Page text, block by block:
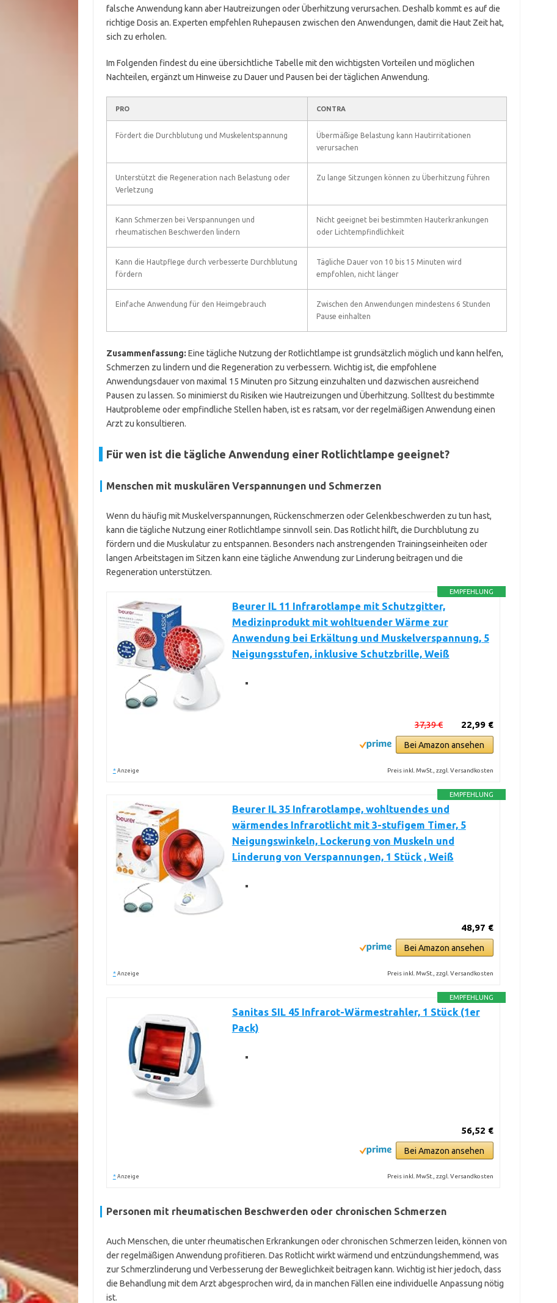
falsche Anwendung kann aber Hautreizungen oder Überhitzung verursachen. Deshalb kommt es auf die
richtige Dosis an. Experten empfehlen Ruhepausen zwischen den Anwendungen, damit die Haut Zeit hat,
sich zu erholen.
Im Folgenden findest du eine übersichtliche Tabelle mit den wichtigsten Vorteilen und möglichen
Nachteilen, ergänzt um Hinweise zu Dauer und Pausen bei der täglichen Anwendung.
PRO CONTRA
Fördert die Durchblutung und Muskelentspannung
Übermäßige Belastung kann Hautirritationen
verursachen
Unterstützt die Regeneration nach Belastung oder
Verletzung
Zu lange Sitzungen können zu Überhitzung führen
Kann Schmerzen bei Verspannungen und
rheumatischen Beschwerden lindern
Nicht geeignet bei bestimmten Hauterkrankungen
oder Lichtempfindlichkeit
Kann die Hautpflege durch verbesserte Durchblutung
fördern
Tägliche Dauer von 10 bis 15 Minuten wird
empfohlen, nicht länger
Einfache Anwendung für den Heimgebrauch
Zwischen den Anwendungen mindestens 6 Stunden
Pause einhalten
Zusammenfassung: Eine tägliche Nutzung der Rotlichtlampe ist grundsätzlich möglich und kann helfen,
Schmerzen zu lindern und die Regeneration zu verbessern. Wichtig ist, die empfohlene
Anwendungsdauer von maximal 15 Minuten pro Sitzung einzuhalten und dazwischen ausreichend
Pausen zu lassen. So minimierst du Risiken wie Hautreizungen und Überhitzung. Solltest du bestimmte
Hautprobleme oder empfindliche Stellen haben, ist es ratsam, vor der regelmäßigen Anwendung einen
Arzt zu konsultieren.
Für wen ist die tägliche Anwendung einer Rotlichtlampe geeignet?
Menschen mit muskulären Verspannungen und Schmerzen
Wenn du häufig mit Muskelverspannungen, Rückenschmerzen oder Gelenkbeschwerden zu tun hast,
kann die tägliche Nutzung einer Rotlichtlampe sinnvoll sein. Das Rotlicht hilft, die Durchblutung zu
fördern und die Muskulatur zu entspannen. Besonders nach anstrengenden Trainingseinheiten oder
langen Arbeitstagen im Sitzen kann eine tägliche Anwendung zur Linderung beitragen und die
Regeneration unterstützen.
EMPFEHLUNG
Beurer IL 11 Infrarotlampe mit Schutzgitter,
Medizinprodukt mit wohltuender Wärme zur
Anwendung bei Erkältung und Muskelverspannung, 5
Neigungsstufen, inklusive Schutzbrille, Weiß
22,99 €
37,39 €
Bei Amazon ansehen
* Anzeige Preis inkl. MwSt., zzgl. Versandkosten
EMPFEHLUNG
Beurer IL 35 Infrarotlampe, wohltuendes und
wärmendes Infrarotlicht mit 3-stufigem Timer, 5
Neigungswinkeln, Lockerung von Muskeln und
Linderung von Verspannungen, 1 Stück , Weiß
48,97 €
Bei Amazon ansehen
* Anzeige Preis inkl. MwSt., zzgl. Versandkosten
EMPFEHLUNG
Sanitas SIL 45 Infrarot-Wärmestrahler, 1 Stück (1er
Pack)
56,52 €
Bei Amazon ansehen
* Anzeige Preis inkl. MwSt., zzgl. Versandkosten
Personen mit rheumatischen Beschwerden oder chronischen Schmerzen
Auch Menschen, die unter rheumatischen Erkrankungen oder chronischen Schmerzen leiden, können von
der regelmäßigen Anwendung profitieren. Das Rotlicht wirkt wärmend und entzündungshemmend, was
zur Schmerzlinderung und Verbesserung der Beweglichkeit beitragen kann. Wichtig ist hier jedoch, dass
die Behandlung mit dem Arzt abgesprochen wird, da in manchen Fällen eine individuelle Anpassung nötig
ist.